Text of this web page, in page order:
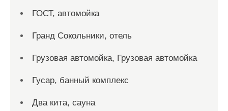
ГОСТ, автомойка
Гранд Сокольники, отель
Грузовая автомойка, Грузовая автомойка
Гусар, банный комплекс
Два кита, сауна